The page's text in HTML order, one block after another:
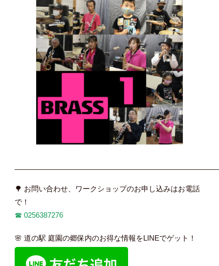
🌳 お問い合わせ、ワークショップのお申し込みはお電話
で！
☎︎ 0256387276
🌸 道の駅 庭園の郷保内のお得な情報をLINEでゲット！